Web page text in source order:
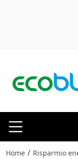
Home / Risparmio